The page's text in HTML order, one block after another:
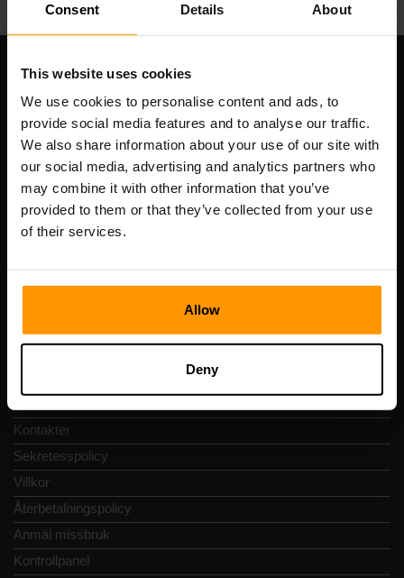
Consent Details About
This website uses cookies
We use cookies to personalise content and ads, to
provide social media features and to analyse our traffic.
We also share information about your use of our site with
our social media, advertising and analytics partners who
may combine it with other information that you’ve
provided to them or that they’ve collected from your use
of their services.
Allow
Deny
Vårt företag
Scalable Hosting Solutions OÜ
Registreringskod: 14652605
Momsregistreringsnummer: EE102133820
Adress: Harju maakond, Tallinn, Kesklinna linnaosa,
Kontakter
Sekretesspolicy
Villkor
Återbetalningspolicy
Anmäl missbruk
Kontrollpanel